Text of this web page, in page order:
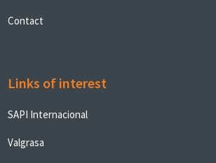
Contact
Links of interest
SAPI Internacional
Valgrasa